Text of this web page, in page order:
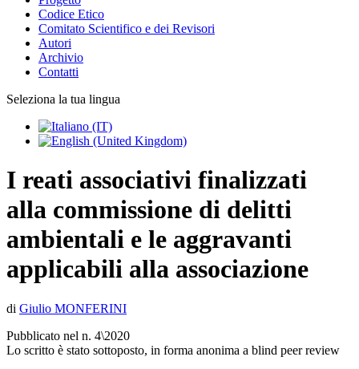
Codice Etico
Comitato Scientifico e dei Revisori
Autori
Archivio
Contatti
Seleziona la tua lingua
I reati associativi finalizzati
alla commissione di delitti
ambientali e le aggravanti
applicabili alla associazione
di Giulio MONFERINI
Pubblicato nel n. 4\2020
Lo scritto è stato sottoposto, in forma anonima a blind peer review